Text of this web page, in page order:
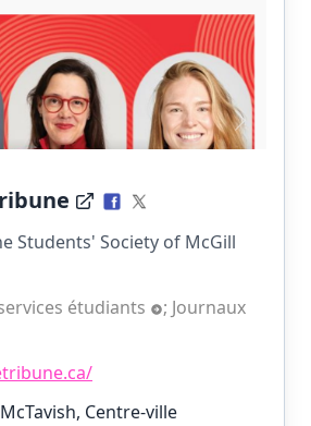
Students' Society of McGill
étudiants
; Journaux
Centre-ville